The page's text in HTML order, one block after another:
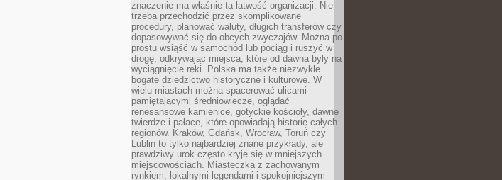
znaczenie ma właśnie ta łatwość organizacji. Nie
trzeba przechodzić przez skomplikowane
procedury, planować waluty, długich transferów czy
dopasowywać się do obcych zwyczajów. Można po
prostu wsiąść w samochód lub pociąg i ruszyć w
drogę, odkrywając miejsca, które od dawna były na
wyciągnięcie ręki. Polska ma także niezwykle
bogate dziedzictwo historyczne i kulturowe. W
wielu miastach można spacerować ulicami
pamiętającymi średniowiecze, oglądać
renesansowe kamienice, gotyckie kościoły, dawne
twierdze i pałace, które opowiadają historię całych
regionów. Kraków, Gdańsk, Wrocław, Toruń czy
Lublin to tylko najbardziej znane przykłady, ale
prawdziwy urok często kryje się w mniejszych
miejscowościach. Miasteczka z zachowanym
rynkiem, lokalnymi legendami i spokojniejszym